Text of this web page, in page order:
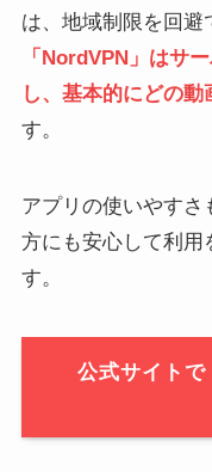
は、地域制限を回
「NordVPN」はサ
し、基本的にどの
す。
アプリの使いやす
方にも安心して利用
す。
公式サイト